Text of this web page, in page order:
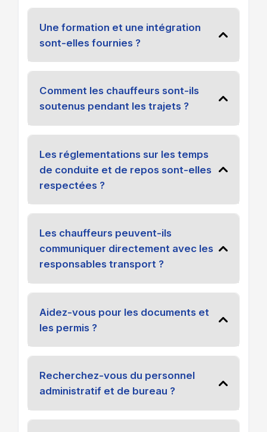
Une formation et une intégration
sont-elles fournies ?
Comment les chauffeurs sont-ils
soutenus pendant les trajets ?
Les réglementations sur les temps
de conduite et de repos sont-elles
respectées ?
Les chauffeurs peuvent-ils
communiquer directement avec les
responsables transport ?
Aidez-vous pour les documents et
les permis ?
Recherchez-vous du personnel
administratif et de bureau ?